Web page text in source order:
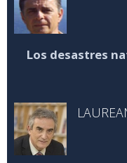
Los desastres